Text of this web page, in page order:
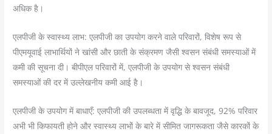
अधिक है।
एलपीजी के स्वास्थ्य लाभ: एलपीजी का उपयोग करने वाले परिवारों, विशेष रूप से
पीएमयूवाई लाभार्थियों ने खांसी और छाती के संक्रमण जैसी श्वसन संबंधी समस्याओं में
कमी की सूचना दी। बीपीएल परिवारों में, एलपीजी के उपयोग से श्वसन संबंधी
समस्याओं की दर में उल्लेखनीय कमी आई है।
एलपीजी के उपयोग में बाधाएँ: एलपीजी की उपलब्धता में वृद्धि के बावजूद, 92% परिवार
अभी भी किफायती होने और स्वास्थ्य लाभों के बारे में सीमित जागरूकता जैसे कारकों के